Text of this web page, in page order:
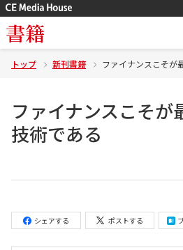
書籍
トップ 新刊書籍 ファイナンスこそが
ファイナンスこそが
技術である
シェアする ポストする